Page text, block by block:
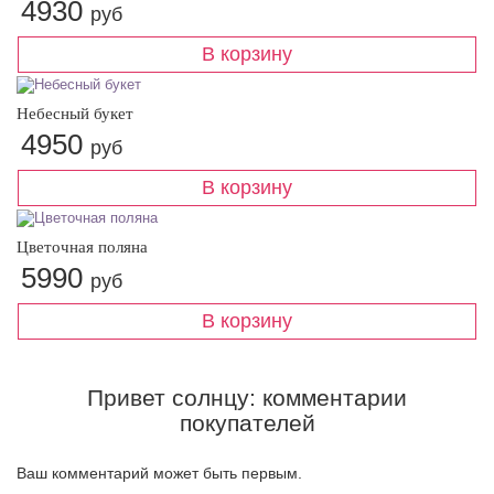
4930 руб
Небесный букет
4950 руб
Цветочная поляна
5990 руб
Привет солнцу: комментарии
покупателей
Ваш комментарий может быть первым.